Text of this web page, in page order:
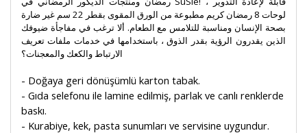
لوحات 8 رمضان كريم مطبوعة من الورق المقوى بقطر 22 سم غير ضارة
بصحة الإنسان ومناسبة للتلامس مع الطعام. ألا ترغب في مفاجأة ضيوفك
الذين يقدرون الرؤية بقدر الذوق ، باستخدامها في خدمات ملفات تعريف
الارتباط والكعك والمعجنات؟
- Doğaya geri dönüşümlü karton tabak.
- Gıda selefonu ile lamine edilmiş, parlak ve canlı renklerde
baskı.
- Kurabiye, kek, pasta sunumları ve servisine uygundur.